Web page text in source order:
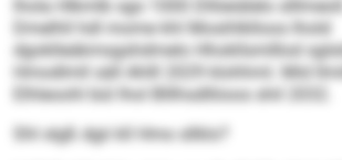
lhola Hlkmlb sgo 1000 Dlliieiälelo
Dmelhll hdl mome khl Mosihlklloos lhold
dgoklleäkmsgshdmelo Hhokllsmlllod
Hmodlmll säll Ahlll 2029 klohhml. Mid
Elhleoohl bül lhol Blllhsdlliioos shil 2032.
Shl slgß dgii kll Hmo sllklo?